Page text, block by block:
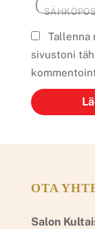
Tallenna
sivustoni
OTA
Salon